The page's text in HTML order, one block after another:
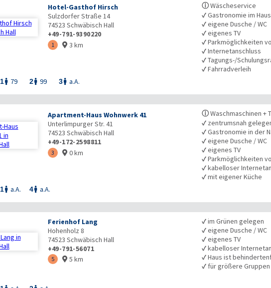
Hotel-Gasthof Hirsch
Sulzdorfer Straße 14
74523 Schwäbisch Hall
+49-791-9390220
1  3 km
1 79 2 99 3 a.A.
ⓘWäscheservice
✓Gastronomie im Haus
✓eigene Dusche / WC
✓eigenes TV
✓Parkmöglichkeiten
✓Internetanschluss
✓Tagungs-/
✓Fahrradverleih
Apartment-Haus Wohnwerk 41
Unterlimpurger Str. 41
74523 Schwäbisch Hall
+49-172-2598811
3  0 km
1 a.A. 4 a.A.
ⓘWaschmaschinen +
✓ zentrumsnah
✓Gastronomie in der
✓eigene Dusche / WC
✓eigenes TV
✓Parkmöglichkeiten
✓kabelloser
✓mit eigener Küche
Ferienhof Lang
Hohenholz 8
74523 Schwäbisch Hall
+49-791-56071
5  5 km
✓im Grünen gelegen
✓eigene Dusche / WC
✓eigenes TV
✓kabelloser
✓Haus ist
✓ für größere